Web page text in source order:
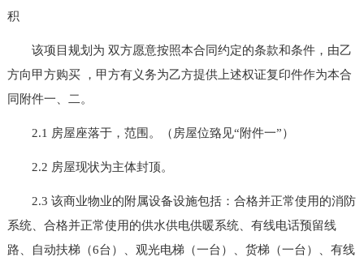
积
该项目规划为 双方愿意按照本合同约定的条款和条件，由乙
方向甲方购买 ，甲方有义务为乙方提供上述权证复印件作为本合
同附件一、二。
2.1 房屋座落于，范围。（房屋位臵见“附件一”）
2.2 房屋现状为主体封顶。
2.3 该商业物业的附属设备设施包括：合格并正常使用的消防
系统、合格并正常使用的供水供电供暖系统、有线电话预留线
路、自动扶梯（6台）、观光电梯（一台）、货梯（一台）、有线